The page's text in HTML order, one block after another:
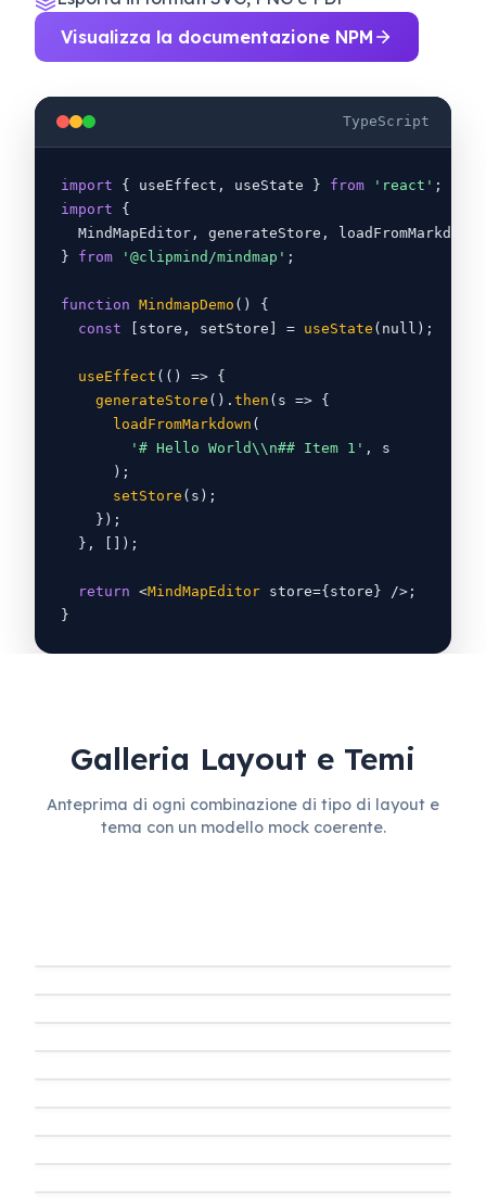
TypeScript
import { useEffect, useState } from 'react' ;
import
{
MindMapEditor, generateStore, loadFromMarkdown
}
from '@clipmind/mindmap' ;
function MindmapDemo () {
const [store, setStore] = useState (null);
useEffect (() => {
generateStore (). then (s => {
loadFromMarkdown (
'# Hello World\\n## Item 1' , s
);
setStore (s);
} );
} , []);
return <MindMapEditor store={ store } /> ;
}
Visualizza la documentazione NPM
Galleria Layout e Temi
Anteprima di ogni combinazione di tipo di layout e
tema con un modello mock coerente.